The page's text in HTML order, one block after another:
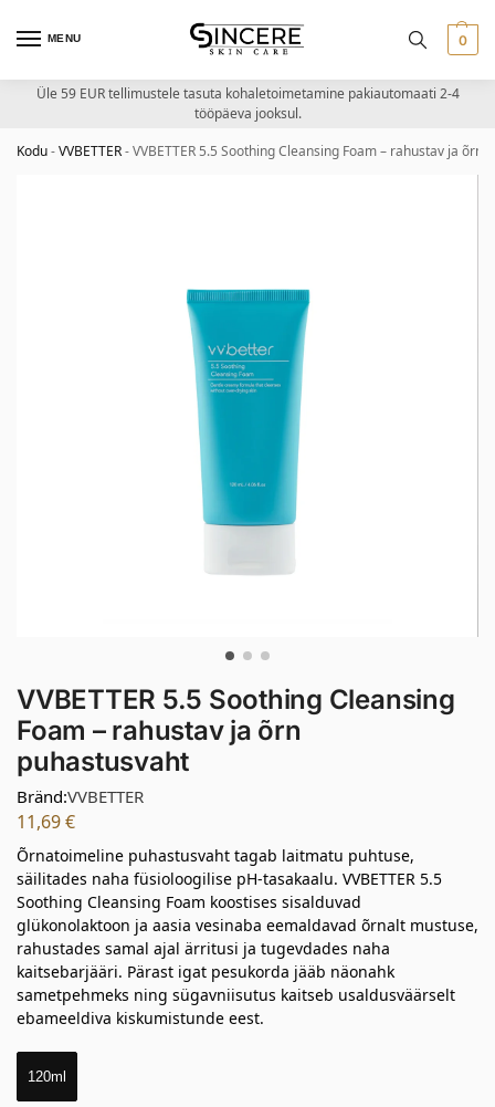
MENU 0
Üle 59 EUR tellimustele tasuta kohaletoimetamine pakiautomaati 2-4
tööpäeva jooksul.
Kodu-VVBETTER-VVBETTER 5.5 Soothing Cleansing Foam – rahustav ja õrn
VVBETTER 5.5 Soothing Cleansing
Foam – rahustav ja õrn
puhastusvaht
Bränd:VVBETTER
11,69€
Õrnatoimeline puhastusvaht tagab laitmatu puhtuse,
säilitades naha füsioloogilise pH-tasakaalu. VVBETTER 5.5
Soothing Cleansing Foam koostises sisalduvad
glükonolaktoon ja aasia vesinaba eemaldavad õrnalt mustuse,
rahustades samal ajal ärritusi ja tugevdades naha
kaitsebarjääri. Pärast igat pesukorda jääb näonahk
sametpehmeks ning sügavniisutus kaitseb usaldusväärselt
ebameeldiva kiskumistunde eest.
120ml